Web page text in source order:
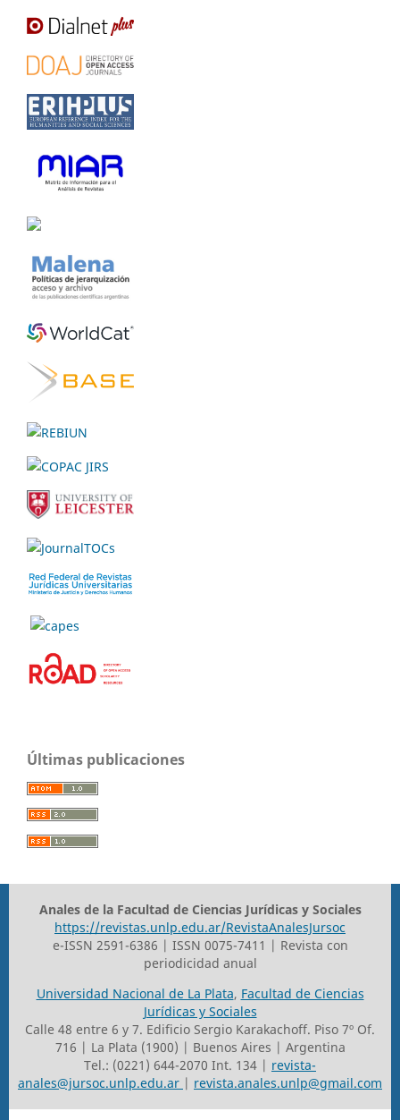
Últimas publicaciones
Anales de la Facultad de Ciencias Jurídicas y Sociales
https://revistas.unlp.edu.ar/RevistaAnalesJursoc
e-ISSN 2591-6386 | ISSN 0075-7411 | Revista con
periodicidad anual
Universidad Nacional de La Plata, Facultad de Ciencias
Jurídicas y Sociales
Calle 48 entre 6 y 7. Edificio Sergio Karakachoff. Piso 7º Of.
716 | La Plata (1900) | Buenos Aires | Argentina
Tel.: (0221) 644-2070 Int. 134 | revista-
anales@jursoc.unlp.edu.ar | revista.anales.unlp@gmail.com